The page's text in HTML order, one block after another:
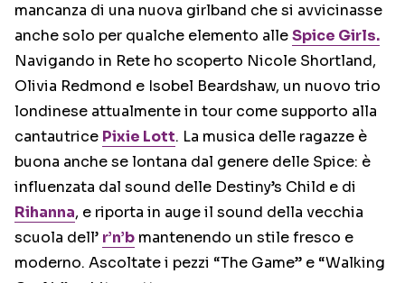
mancanza di una nuova girlband che si avvicinasse
anche solo per qualche elemento alleSpice Girls.
Navigando in Rete ho scoperto Nicole Shortland,
Olivia Redmond e Isobel Beardshaw, un nuovo trio
londinese attualmente in tour come supporto alla
cantautrice Pixie Lott. La musica delle ragazze è
buona anche se lontana dal genere delle Spice: è
influenzata dal sound delle Destiny’s Child e di
Rihanna, e riporta in auge il sound della vecchia
scuola dell’ r’n’b mantenendo un stile fresco e
moderno. Ascoltate i pezzi “The Game” e “Walking